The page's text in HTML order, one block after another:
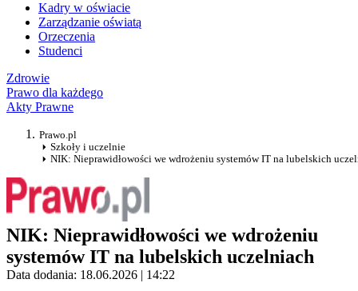
Kadry w oświacie
Zarządzanie oświatą
Orzeczenia
Studenci
Zdrowie
Prawo dla każdego
Akty Prawne
Prawo.pl
Szkoły i uczelnie
NIK: Nieprawidłowości we wdrożeniu systemów IT na lubelskich
NIK: Nieprawidłowości we wdrożeniu
systemów IT na lubelskich uczelniach
Data dodania: 18.06.2026 | 14:22